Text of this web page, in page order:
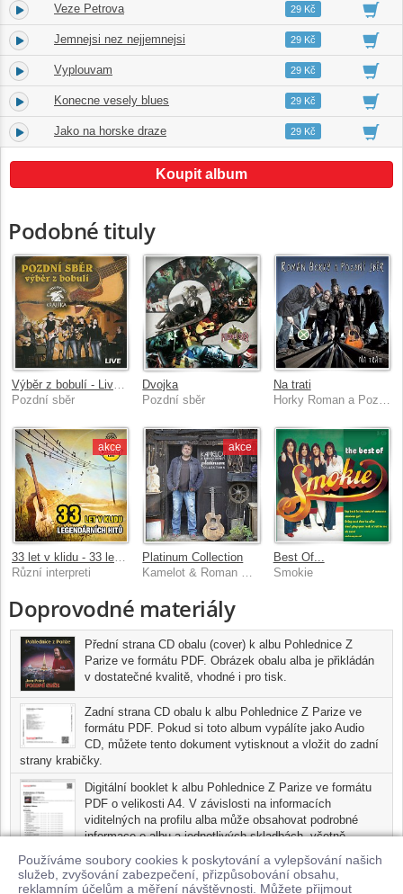
Používáme soubory cookies k poskytování a vylepšování našich
služeb, zvyšování zabezpečení, přizpůsobování obsahu,
reklamním účelům a měření návštěvnosti. Můžete přijmout
10. Veze Petrova 03:5929 Kč
11. Jemnejsi nez nejjemnejsi 04:3729 Kč
12. Vyplouvam 05:2629 Kč
13. Konecne vesely blues 02:2029 Kč
14. Jako na horske draze 05:1929 Kč
Koupit album
Podobné tituly
Pozdní sběr
Dvojka
Pozdní sběr
Na trati
akce
33 let v klidu - 33 legendárních hitů Country Radia
Různí interpreti
akce
Platinum Collection
Kamelot & Roman Horky
Best Of...
Smokie
Doprovodné materiály
Přední strana CD obalu (cover) k albu Pohlednice Z
Parize ve formátu PDF. Obrázek obalu alba je přikládán
v dostatečné kvalitě, vhodné i pro tisk.
Zadní strana CD obalu k albu Pohlednice Z Parize ve
formátu PDF. Pokud si toto album vypálíte jako Audio
CD, můžete tento dokument vytisknout a vložit do zadní
strany krabičky.
Digitální booklet k albu Pohlednice Z Parize ve formátu
PDF o velikosti A4. V závislosti na informacích
viditelných na profilu alba může obsahovat podrobné
informace o albu a jednotlivých skladbách, včetně
seznamu participujících umělců, přesného data a místa
nahrání pro každou ze skladeb. Digitální booklet je tisknutelnou
variantou profilu alba.